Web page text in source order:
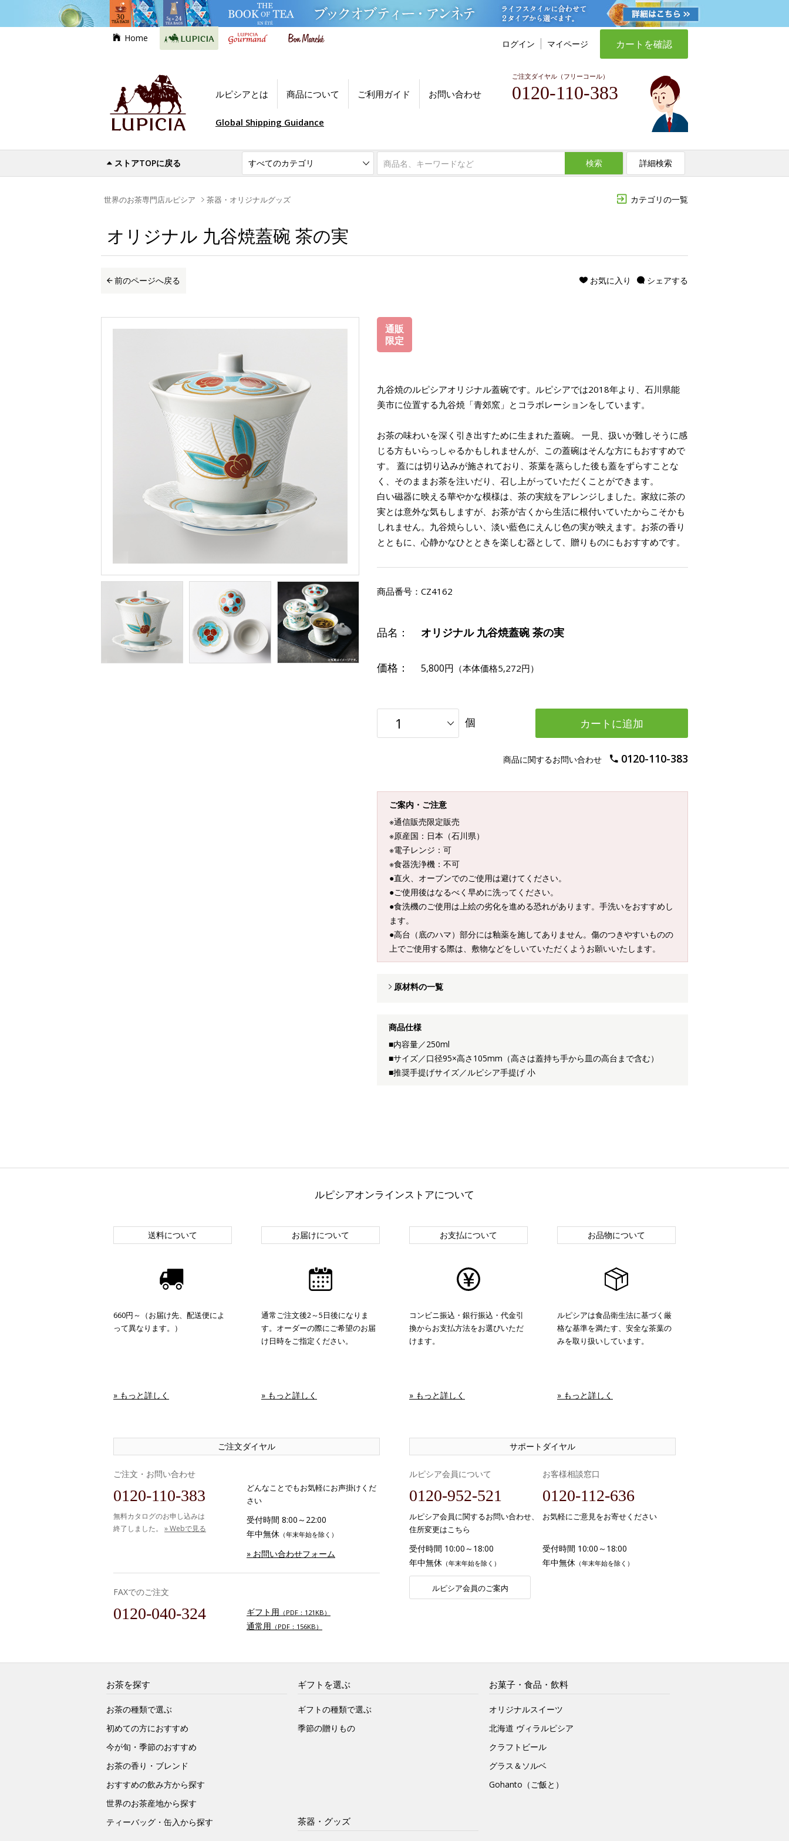
Home
ログイン マイページ カートを確認
ルピシアとは 商品について ご利用ガイド お問い合わせ
ご注文ダイヤル（フリーコール）
0120-110-383
Global Shipping Guidance
ストアTOPに戻る 検索 詳細検索
カテゴリの一覧
世界のお茶専門店ルピシア 茶器・オリジナルグッズ
オリジナル 九谷焼蓋碗 茶の実
前のページへ戻る シェアする
お気に入り
通販
限定
九谷焼のルピシアオリジナル蓋碗です。ルピシアでは2018年より、石川県能
美市に位置する九谷焼「青郊窯」とコラボレーションをしています。
お茶の味わいを深く引き出すために生まれた蓋碗。 一見、扱いが難しそうに感
じる方もいらっしゃるかもしれませんが、この蓋碗はそんな方にもおすすめで
す。 蓋には切り込みが施されており、茶葉を蒸らした後も蓋をずらすことな
く、そのままお茶を注いだり、召し上がっていただくことができます。
白い磁器に映える華やかな模様は、茶の実紋をアレンジしました。家紋に茶の
実とは意外な気もしますが、お茶が古くから生活に根付いていたからこそかも
しれません。九谷焼らしい、淡い藍色にえんじ色の実が映えます。お茶の香り
とともに、心静かなひとときを楽しむ器として、贈りものにもおすすめです。
商品番号： CZ4162
品名： オリジナル 九谷焼蓋碗 茶の実
価格： 5,800円 （本体価格5,272円）
個 カートに追加
商品に関するお問い合わせ 0120-110-383
ご案内・ご注意
※通信販売限定販売
※原産国：日本（石川県）
※電子レンジ：可
※食器洗浄機：不可
●直火、オーブンでのご使用は避けてください。
●ご使用後はなるべく早めに洗ってください。
●食洗機のご使用は上絵の劣化を進める恐れがあります。手洗いをおすすめし
ます。
●高台（底のハマ）部分には釉薬を施してありません。傷のつきやすいものの
上でご使用する際は、敷物などをしいていただくようお願いいたします。
原材料の一覧
商品仕様
■内容量／250ml
■サイズ／口径95×高さ105mm（高さは蓋持ち手から皿の高台まで含む）
■推奨手提げサイズ／ルピシア手提げ 小
ルピシアオンラインストアについて
送料について
660円～（お届け先、配送便によ
って異なります。）
» もっと詳しく
お届けについて
通常ご注文後2～5日後になりま
す。オーダーの際にご希望のお届
け日時をご指定ください。
» もっと詳しく
お支払について
コンビニ振込・銀行振込・代金引
換からお支払方法をお選びいただ
けます。
» もっと詳しく
お品物について
ルピシアは食品衛生法に基づく厳
格な基準を満たす、安全な茶葉の
みを取り扱いしています。
» もっと詳しく
ご注文ダイヤル
ご注文・お問い合わせ
0120-110-383
無料カタログのお申し込みは
終了しました。 » Webで見る
どんなことでもお気軽にお声掛けくだ
さい
受付時間 8:00～22:00
年中無休 （年末年始を除く）
» お問い合わせフォーム
FAXでのご注文
0120-040-324 ギフト用 （PDF：121KB）
通常用 （PDF：156KB）
サポートダイヤル
ルピシア会員について
0120-952-521
ルピシア会員に関するお問い合わせ、
住所変更はこちら
受付時間 10:00～18:00
年中無休 （年末年始を除く）
ルピシア会員のご案内
お客様相談窓口
0120-112-636
お気軽にご意見をお寄せください
受付時間 10:00～18:00
年中無休 （年末年始を除く）
お茶を探す
お茶の種類で選ぶ
初めての方におすすめ
今が旬・季節のおすすめ
お茶の香り・ブレンド
おすすめの飲み方から探す
世界のお茶産地から探す
ティーバッグ・缶入から探す
ギフトを選ぶ
ギフトの種類で選ぶ
季節の贈りもの
お菓子・食品・飲料
オリジナルスイーツ
北海道 ヴィラルピシア
クラフトビール
グラス＆ソルベ
Gohanto（ご飯と）
茶器・グッズ